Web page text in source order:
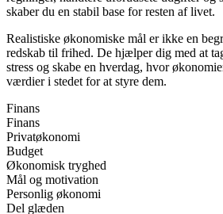
skaber du en stabil base for resten af livet.
Realistiske økonomiske mål er ikke en
redskab til frihed. De hjælper dig med at
stress og skabe en hverdag, hvor
værdier i stedet for at styre dem.
Finans
Finans
Privatøkonomi
Budget
Økonomisk tryghed
Mål og motivation
Personlig økonomi
Del glæden